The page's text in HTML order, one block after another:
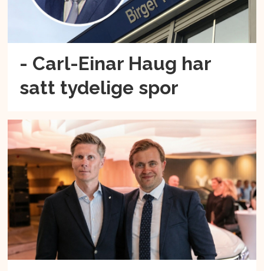
- Carl-Einar Haug har
satt tydelige spor